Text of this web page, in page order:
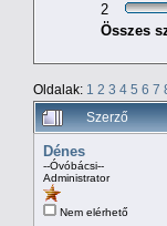
2
Összes
Oldalak: 1 2 3 4 5 6 7
Szerző
Dénes
--Óvóbácsi--
Administrator
Nem elérhető